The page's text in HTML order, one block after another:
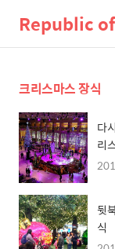
Republic
크리스마스 장식
다
리
뒷
식